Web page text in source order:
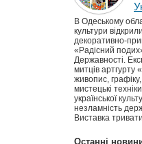
В Одеському
культури
декоративно-
«Радісний
Державності.
митців артгурту
живопис,
мистецькі
української
незламність
Виставка
Останні